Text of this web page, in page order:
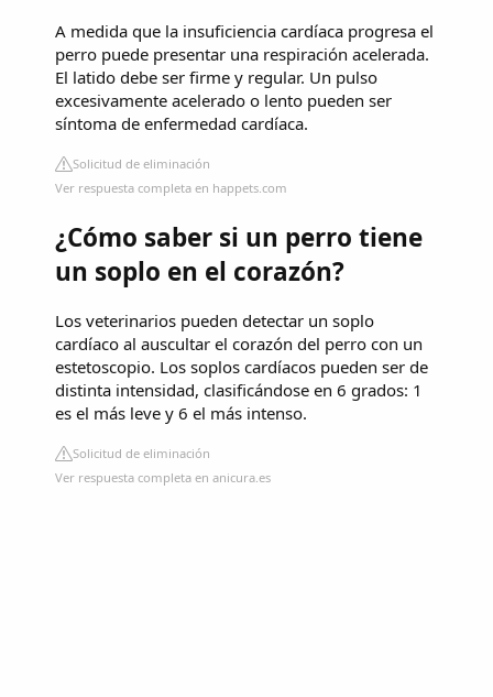
A medida que la insuficiencia cardíaca progresa el
perro puede presentar una respiración acelerada.
El latido debe ser firme y regular. Un pulso
excesivamente acelerado o lento pueden ser
síntoma de enfermedad cardíaca.
Solicitud de eliminación
Ver respuesta completa en happets.com
¿Cómo saber si un perro tiene
un soplo en el corazón?
Los veterinarios pueden detectar un soplo
cardíaco al auscultar el corazón del perro con un
estetoscopio. Los soplos cardíacos pueden ser de
distinta intensidad, clasificándose en 6 grados: 1
es el más leve y 6 el más intenso.
Solicitud de eliminación
Ver respuesta completa en anicura.es